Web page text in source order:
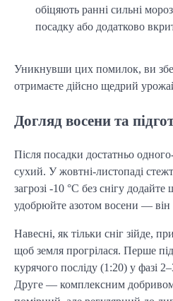
обіцяють ранні сильні
посадку або додатково
Уникнувши цих помилок, ви
отримаєте дійсно щедрий
Догляд восени та
Після посадки достатньо
сухий. У жовтні-листопаді
загрозі -10 °C без снігу
удобрюйте азотом восени — він
Навесні, як тільки сніг зійде,
щоб земля прогрілася. Перше
курячого посліду (1:20) у фазі
Друге — комплексним